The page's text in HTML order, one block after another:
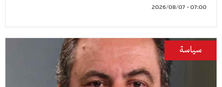
07:00 - 2026/08/07
سياسة